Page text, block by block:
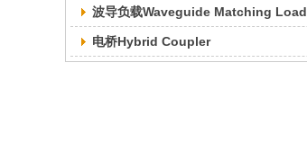
波导负载Waveguide Matching Load
电桥Hybrid Coupler